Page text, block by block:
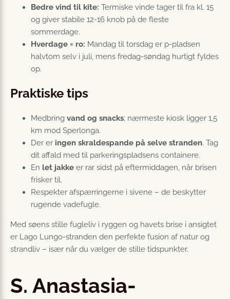
Bedre vind til kite: Termiske vinde tager til fra kl. 15
og giver stabile 12-16 knob på de fleste
sommerdage.
Hverdage = ro: Mandag til torsdag er p-pladsen
halvtom selv i juli, mens fredag-søndag hurtigt fyldes
op.
Praktiske tips
Medbring vand og snacks; nærmeste kiosk ligger 1,5
km mod Sperlonga.
Der er ingen skraldespande på selve stranden. Tag
dit affald med til parkeringspladsens containere.
En let jakke er rar sidst på eftermiddagen, når brisen
frisker til.
Respekter afspærringerne i sivene – de beskytter
rugende vadefugle.
Med søens stille fugleliv i ryggen og havets brise i ansigtet
er Lago Lungo-stranden den perfekte fusion af natur og
strandliv – især når du vælger de stille tidspunkter.
S. Anastasia-